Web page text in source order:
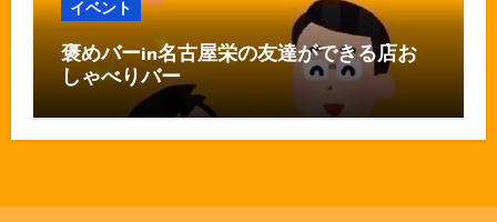
イベント
褒めバーin名古屋栄の友達ができる店お
しゃべりバー